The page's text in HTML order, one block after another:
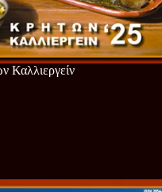
Καλλιεργείν